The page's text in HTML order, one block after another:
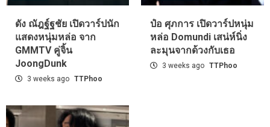
ดัง ณัฎฐ์ฐชัย เปิดวาร์ปนัก
แสดงหนุ่มหล่อ จาก
GMMTV คู่จิ้น
JoongDunk
3 weeks ago TTPhoo
ป๋อ ศุภการ เปิดวาร์ปหนุ่ม
หล่อ Domundi เสน่ห์นิ่ง
ละมุนจากด้วงกับเธอ
3 weeks ago TTPhoo